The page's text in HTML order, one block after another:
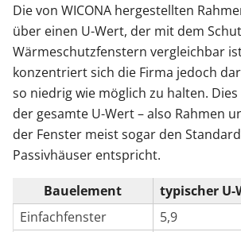
Die von WICONA hergestellten
über einen U-Wert, der mit dem
Wärmeschutzfenstern vergleichbar
konzentriert sich die Firma jedoch
so niedrig wie möglich zu halten.
der gesamte U-Wert – also Rahmen
der Fenster meist sogar den
Passivhäuser entspricht.
Bauelement typischer U-
Einfachfenster
5,9